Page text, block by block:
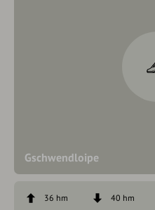
Gschwendloipe
36 hm
40 hm